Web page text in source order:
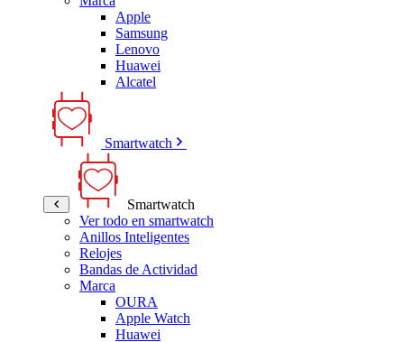
Apple
Samsung
Lenovo
Huawei
Alcatel
Smartwatch
Smartwatch
Ver todo en smartwatch
Anillos Inteligentes
Relojes
Bandas de Actividad
Marca
OURA
Apple Watch
Huawei